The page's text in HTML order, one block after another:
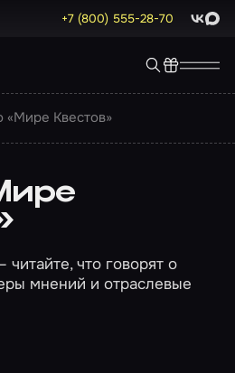
+7 (800) 555-28-70 Max
Квестов»
что говорят о
мнений и отраслевые